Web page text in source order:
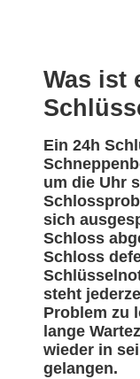
Was ist
Ein 24h
um die Uhr
sich
Schloss
Schloss
steht
Problem zu
lange
wieder in
gelangen.